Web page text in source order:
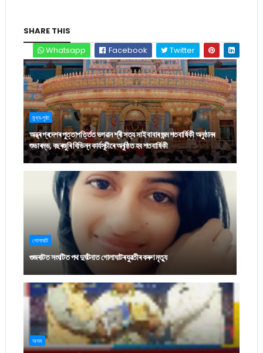
SHARE THIS
Whatsapp
Facebook Twitter
মুখ্য-পৃষ্ঠা
অন্ধ্ৰ প্ৰদেশৰ পুত্তাপৰ্ত্তিত ভগৱান শ্ৰী সত্য সাই বাবাৰ জন্ম শতবাৰ্ষিকী অনুষ্ঠানৰ
শুভাৰম্ভ, বছৰজুৰি বিভিন্ন কাৰ্যসূচীৰে অনুষ্ঠিত হব শতবাৰ্ষিকী
গোলাঘাট
গুজৰাটত সংঘটিত পথ দুৰ্ঘটনাত গোলাঘাটৰ যুৱতীৰ কৰুণ মৃত্যু
অসম